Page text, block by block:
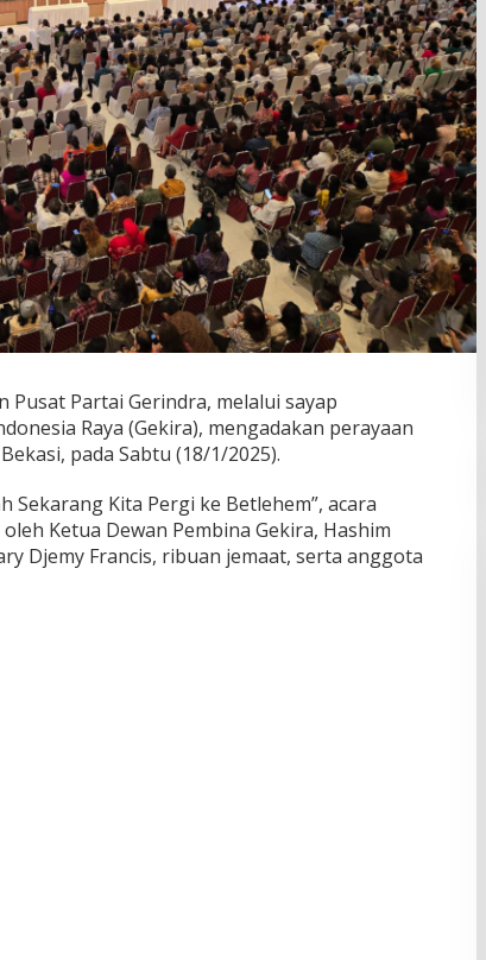
Pusat Partai Gerindra, melalui sayap
Raya (Gekira), mengadakan perayaan
pada Sabtu (18/1/2025).
Sekarang Kita Pergi ke Betlehem”, acara
Ketua Dewan Pembina Gekira, Hashim
Djemy Francis, ribuan jemaat, serta anggota